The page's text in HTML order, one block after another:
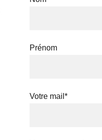
Prénom
Votre mail*